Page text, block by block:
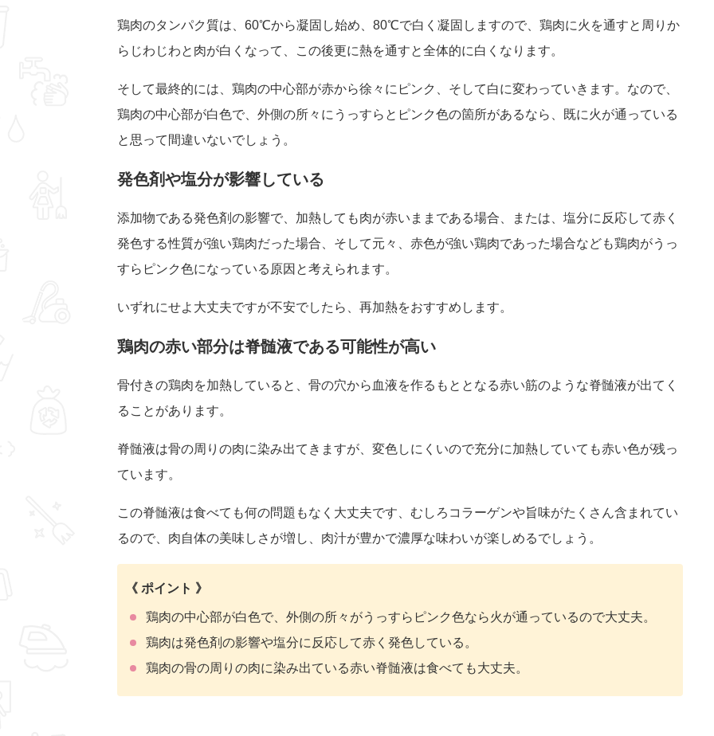
鶏肉のタンパク質は、60℃から凝固し始め、80℃で白く凝固しますので、鶏肉に火を通すと周りか
らじわじわと肉が白くなって、この後更に熱を通すと全体的に白くなります。
そして最終的には、鶏肉の中心部が赤から徐々にピンク、そして白に変わっていきます。なので、
鶏肉の中心部が白色で、外側の所々にうっすらとピンク色の箇所があるなら、既に火が通っている
と思って間違いないでしょう。
発色剤や塩分が影響している
添加物である発色剤の影響で、加熱しても肉が赤いままである場合、または、塩分に反応して赤く
発色する性質が強い鶏肉だった場合、そして元々、赤色が強い鶏肉であった場合なども鶏肉がうっ
すらピンク色になっている原因と考えられます。
いずれにせよ大丈夫ですが不安でしたら、再加熱をおすすめします。
鶏肉の赤い部分は脊髄液である可能性が高い
骨付きの鶏肉を加熱していると、骨の穴から血液を作るもととなる赤い筋のような脊髄液が出てく
ることがあります。
脊髄液は骨の周りの肉に染み出てきますが、変色しにくいので充分に加熱していても赤い色が残っ
ています。
この脊髄液は食べても何の問題もなく大丈夫です、むしろコラーゲンや旨味がたくさん含まれてい
るので、肉自体の美味しさが増し、肉汁が豊かで濃厚な味わいが楽しめるでしょう。
《 ポイント 》
鶏肉の中心部が白色で、外側の所々がうっすらピンク色なら火が通っているので大丈夫。
鶏肉は発色剤の影響や塩分に反応して赤く発色している。
鶏肉の骨の周りの肉に染み出ている赤い脊髄液は食べても大丈夫。